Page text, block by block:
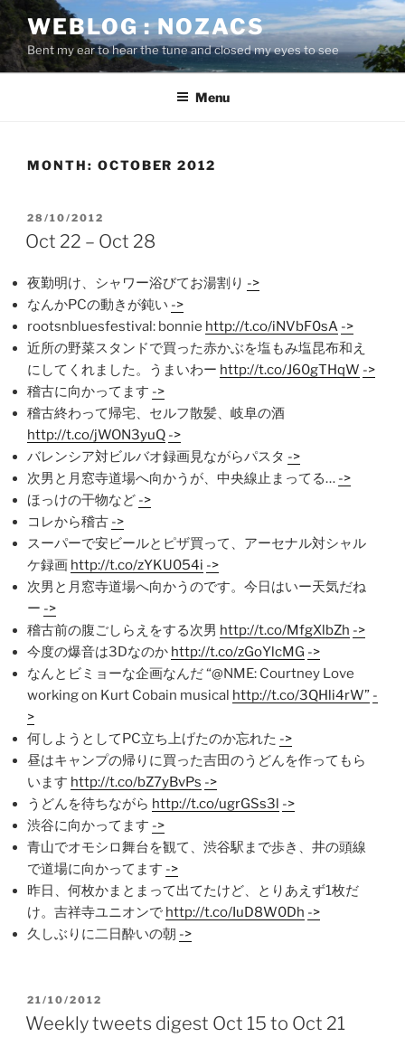
Skip
to
content
WEBLOG : NOZACS
Bent my ear to hear the tune and closed my eyes to see
Menu
MONTH: OCTOBER 2012
POSTED
ON
28/10/2012
Oct 22 – Oct 28
夜勤明け、シャワー浴びてお湯割り ->
なんかPCの動きが鈍い ->
rootsnbluesfestival: bonnie http://t.co/iNVbF0sA ->
近所の野菜スタンドで買った赤かぶを塩もみ塩昆布和え
にしてくれました。うまいわー http://t.co/J60gTHqW ->
稽古に向かってます ->
稽古終わって帰宅、セルフ散髪、岐阜の酒
http://t.co/jWON3yuQ ->
バレンシア対ビルバオ録画見ながらパスタ ->
次男と月窓寺道場へ向かうが、中央線止まってる… ->
ほっけの干物など ->
コレから稽古 ->
スーパーで安ビールとピザ買って、アーセナル対シャル
ケ録画 http://t.co/zYKU054i ->
次男と月窓寺道場へ向かうのです。今日はいー天気だね
ー ->
稽古前の腹ごしらえをする次男 http://t.co/MfgXlbZh ->
今度の爆音は3Dなのか http://t.co/zGoYlcMG ->
なんとビミョーな企画なんだ “@NME: Courtney Love
working on Kurt Cobain musical http://t.co/3QHli4rW” -
>
何しようとしてPC立ち上げたのか忘れた ->
昼はキャンプの帰りに買った吉田のうどんを作ってもら
います http://t.co/bZ7yBvPs ->
うどんを待ちながら http://t.co/ugrGSs3l ->
渋谷に向かってます ->
青山でオモシロ舞台を観て、渋谷駅まで歩き、井の頭線
で道場に向かってます ->
昨日、何枚かまとまって出てたけど、とりあえず1枚だ
け。吉祥寺ユニオンで http://t.co/IuD8W0Dh ->
久しぶりに二日酔いの朝 ->
POSTED
ON
21/10/2012
Weekly tweets digest Oct 15 to Oct 21